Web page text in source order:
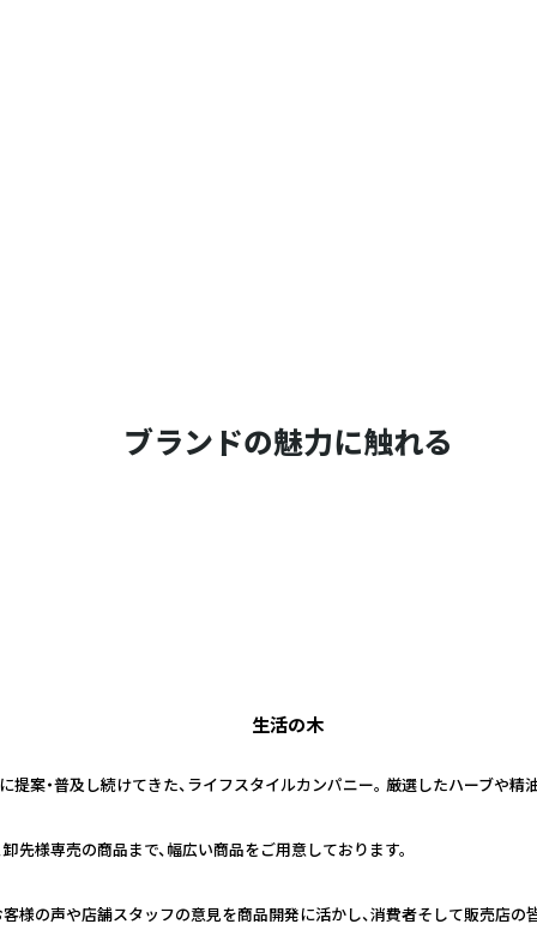
ブランドの魅力に触れる
生活の木
に提案・普及し続けてきた、ライフスタイルカンパニー。 厳選したハーブや
先様専売の商品まで、幅広い商品をご用意しております。
様の声や店舗スタッフの意見を商品開発に活かし、消費者そして販売店の